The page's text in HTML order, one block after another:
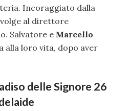
Incoraggiato dalla
al direttore
Salvatore e Marcello
alla loro vita, dopo aver
delle Signore 26